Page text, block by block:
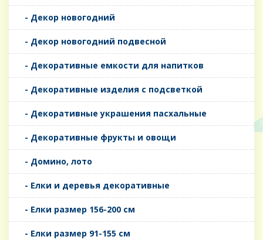
- Декор новогодний
- Декор новогодний подвесной
- Декоративные емкости для напитков
- Декоративные изделия с подсветкой
- Декоративные украшения пасхальные
- Декоративные фрукты и овощи
- Домино, лото
- Елки и деревья декоративные
- Елки размер 156-200 см
- Елки размер 91-155 см